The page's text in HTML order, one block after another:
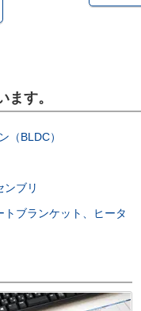
す。
（BLDC）
ンブリ
トブランケット、ヒータ